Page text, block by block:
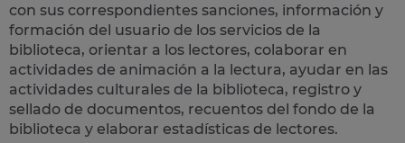
con sus correspondientes sanciones, información y
formación del usuario de los servicios de la
biblioteca, orientar a los lectores, colaborar en
actividades de animación a la lectura, ayudar en las
actividades culturales de la biblioteca, registro y
sellado de documentos, recuentos del fondo de la
biblioteca y elaborar estadísticas de lectores​.